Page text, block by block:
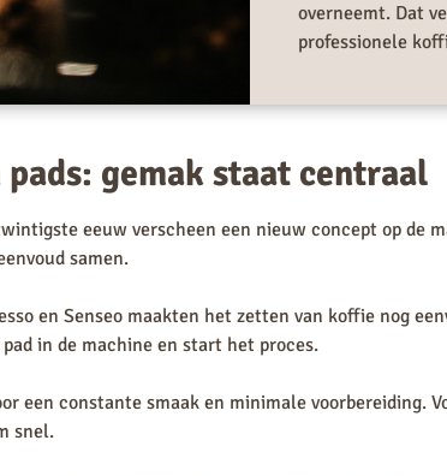
overneemt. Dat
professionele
pads: gemak staat centraal
eeuw verscheen een nieuw concept op de
samen.
en Senseo maakten het zetten van koffie nog
in de machine en start het proces.
een constante smaak en minimale voorbereiding.
snel.